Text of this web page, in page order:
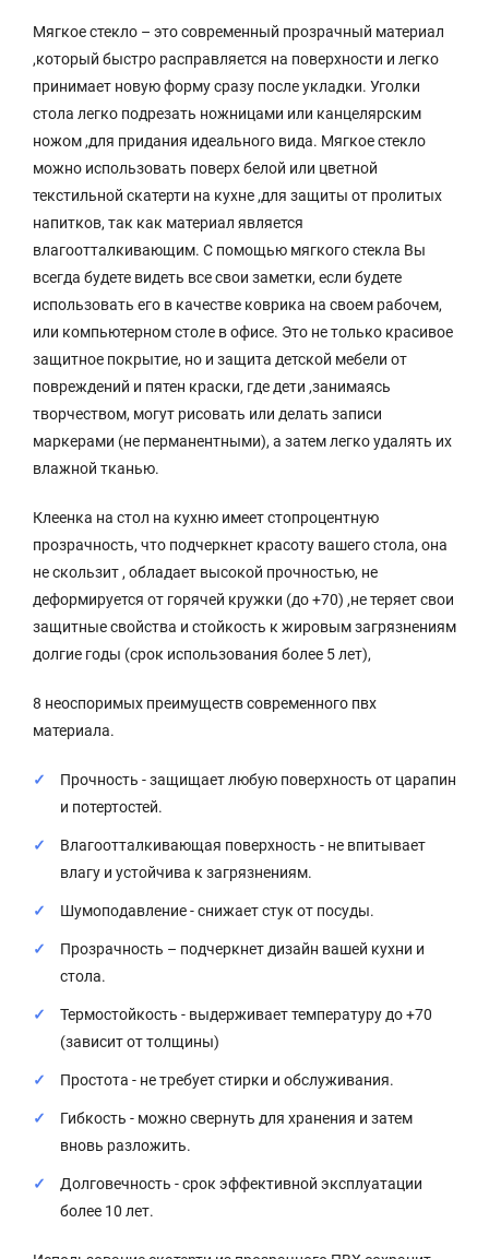
Мягкое стекло – это современный прозрачный материал
,который быстро расправляется на поверхности и легко
принимает новую форму сразу после укладки. Уголки
стола легко подрезать ножницами или канцелярским
ножом ,для придания идеального вида. Мягкое стекло
можно использовать поверх белой или цветной
текстильной скатерти на кухне ,для защиты от пролитых
напитков, так как материал является
влагоотталкивающим. С помощью мягкого стекла Вы
всегда будете видеть все свои заметки, если будете
использовать его в качестве коврика на своем рабочем,
или компьютерном столе в офисе. Это не только красивое
защитное покрытие, но и защита детской мебели от
повреждений и пятен краски, где дети ,занимаясь
творчеством, могут рисовать или делать записи
маркерами (не перманентными), а затем легко удалять их
влажной тканью.
Клеенка на стол на кухню имеет стопроцентную
прозрачность, что подчеркнет красоту вашего стола, она
не скользит , обладает высокой прочностью, не
деформируется от горячей кружки (до +70) ,не теряет свои
защитные свойства и стойкость к жировым загрязнениям
долгие годы (срок использования более 5 лет),
8 неоспоримых преимуществ современного пвх
материала.
Прочность - защищает любую поверхность от царапин
и потертостей.
Влагоотталкивающая поверхность - не впитывает
влагу и устойчива к загрязнениям.
Шумоподавление - снижает стук от посуды.
Прозрачность – подчеркнет дизайн вашей кухни и
стола.
Термостойкость - выдерживает температуру до +70
(зависит от толщины)
Простота - не требует стирки и обслуживания.
Гибкость - можно свернуть для хранения и затем
вновь разложить.
Долговечность - срок эффективной эксплуатации
более 10 лет.